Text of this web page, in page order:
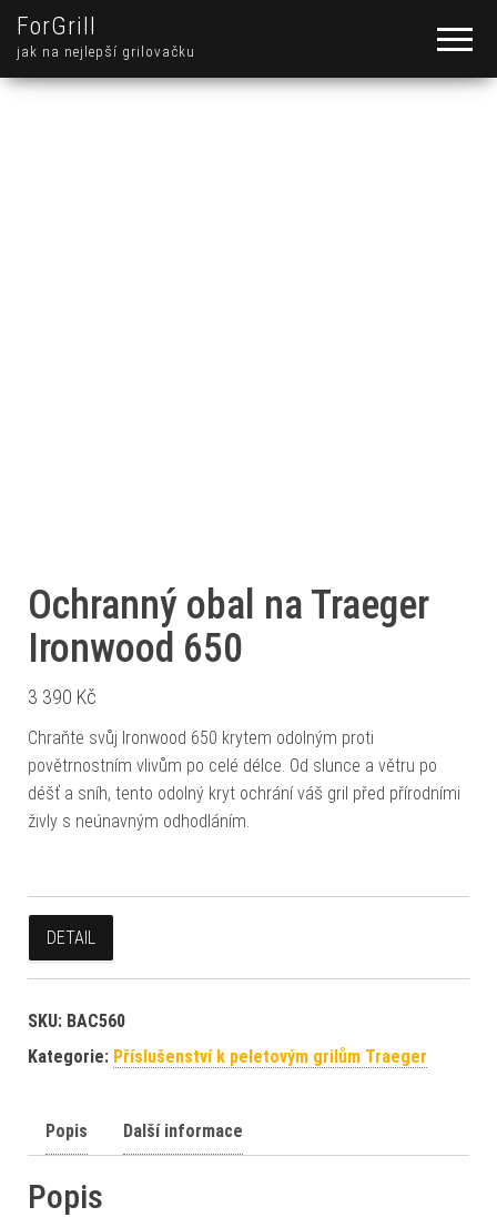
ForGrill
jak na nejlepší grilovačku
Ochranný obal na Traeger
Ironwood 650
3 390 Kč
Chraňte svůj Ironwood 650 krytem odolným proti
povětrnostním vlivům po celé délce. Od slunce a větru po
déšť a sníh, tento odolný kryt ochrání váš gril před přírodními
živly s neúnavným odhodláním.
DETAIL
SKU: BAC560
Kategorie: Příslušenství k peletovým grilům Traeger
Popis Další informace
Popis